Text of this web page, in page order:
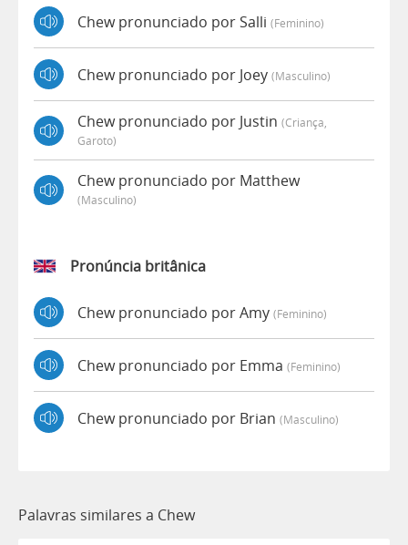
Chew pronunciado por Salli (feminino)
Chew pronunciado por Joey (masculino)
Chew pronunciado por Justin (criança,
Garoto)
Chew pronunciado por Matthew
(masculino)
Pronúncia britânica
Chew pronunciado por Amy (feminino)
Chew pronunciado por Emma (feminino)
Chew pronunciado por Brian (masculino)
Palavras similares a Chew